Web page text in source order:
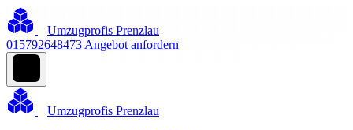
Umzugprofis Prenzlau
015792648473 Angebot anfordern
Umzugprofis Prenzlau